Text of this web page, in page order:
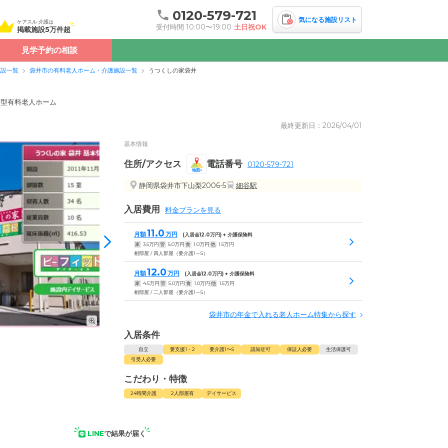
ケアスル 介護は
掲載施設5万件超
0120-579-721
受付時間 10:00〜19:00 土日祝OK
0 気になる施設リスト
見学予約の相談
一覧 袋井市の有料老人ホーム・介護施設一覧 うつくしの家袋井
有料老人ホーム
最終更新日：2026/04/01
基本情報
住所/アクセス
地図
電話番号 0120-579-721
静岡県袋井市下山梨2006-5 細谷駅
入居費用 料金プランを見る
月額11.0 万円 (入居金12.0万円) + 介護保険料
家 3.5万円 管 5.0万円 食 1.0万円 他 1.5万円
相部屋 / 四人部屋（要介護1～5）
月額12.0 万円 (入居金12.0万円) + 介護保険料
家 4.5万円 管 5.0万円 食 1.0万円 他 1.5万円
相部屋 / 二人部屋（要介護1～5）
袋井市の年金で入れる老人ホーム特集から探す
入居条件
自立 要支援1・2 要介護1〜5 認知症可 保証人必要
生活保護可
引受人必要
こだわり・特徴
24時間介護 2人部屋有 デイサービス
LINEで結果が届く